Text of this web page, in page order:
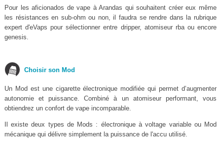
Pour les aficionados de vape à Arandas qui souhaitent créer eux même
les résistances en sub-ohm ou non, il faudra se rendre dans la rubrique
expert d'eVaps pour sélectionner entre dripper, atomiseur rba ou encore
genesis.
Choisir son Mod
Un Mod est une cigarette électronique modifiée qui permet d’augmenter
autonomie et puissance. Combiné à un atomiseur performant, vous
obtiendrez un confort de vape incomparable.
Il existe deux types de Mods : électronique à voltage variable ou Mod
mécanique qui délivre simplement la puissance de l'accu utilisé.